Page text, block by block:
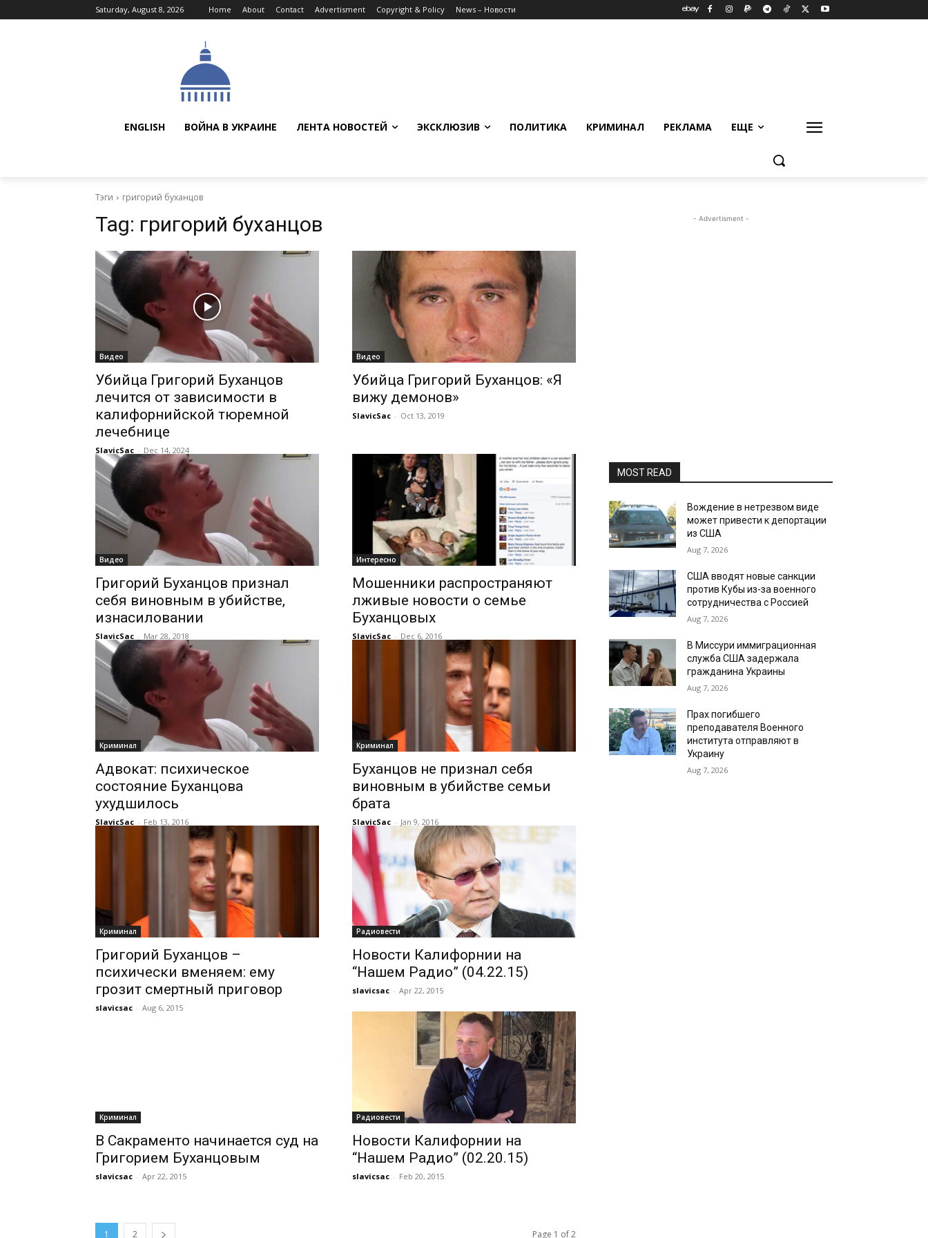
Saturday, August 8, 2026 Home About Contact Advertisment Copyright & Policy News – Новости
ENGLISH ВОЙНА В УКРАИНЕ ЛЕНТА НОВОСТЕЙ ЭКСКЛЮЗИВ ПОЛИТИКА КРИМИНАЛ РЕКЛАМА ЕЩЕ
Тэги григорий буханцов
Tag: григорий буханцов
Видео
Убийца Григорий Буханцов
лечится от зависимости в
калифорнийской тюремной
лечебнице
SlavicSac - Dec 14, 2024
Видео
Убийца Григорий Буханцов: «Я
вижу демонов»
SlavicSac - Oct 13, 2019
Видео
Григорий Буханцов признал
себя виновным в убийстве,
изнасиловании
SlavicSac - Mar 28, 2018
Интересно
Мошенники распространяют
лживые новости о семье
Буханцовых
SlavicSac - Dec 6, 2016
Криминал
Адвокат: психическое
состояние Буханцова
ухудшилось
SlavicSac - Feb 13, 2016
Криминал
Буханцов не признал себя
виновным в убийстве семьи
брата
SlavicSac - Jan 9, 2016
Криминал
Григорий Буханцов –
психически вменяем: ему
грозит смертный приговор
slavicsac - Aug 6, 2015
Радиовести
Новости Калифорнии на
“Нашем Радио” (04.22.15)
slavicsac - Apr 22, 2015
Криминал
В Сакраменто начинается суд на
Григорием Буханцовым
slavicsac - Apr 22, 2015
Радиовести
Новости Калифорнии на
“Нашем Радио” (02.20.15)
slavicsac - Feb 20, 2015
1 2 Page 1 of 2
- Advertisment -
MOST READ
Вождение в нетрезвом виде
может привести к депортации
из США
Aug 7, 2026
США вводят новые санкции
против Кубы из-за военного
сотрудничества с Россией
Aug 7, 2026
В Миссури иммиграционная
служба США задержала
гражданина Украины
Aug 7, 2026
Прах погибшего
преподавателя Военного
института отправляют в
Украину
Aug 7, 2026